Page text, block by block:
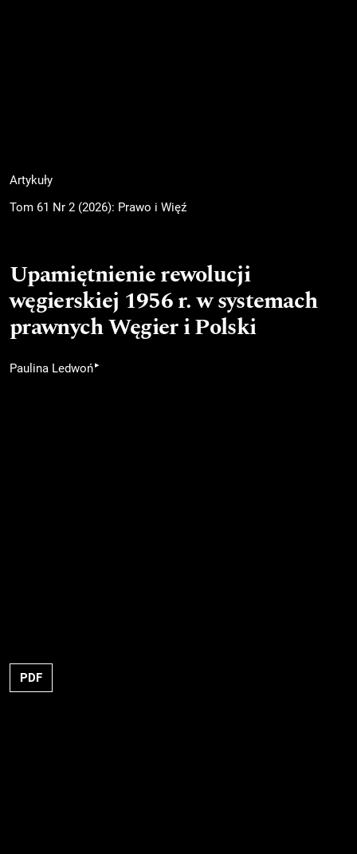
Artykuły
Tom 61 Nr 2 (2026): Prawo i Więź
Upamiętnienie rewolucji
węgierskiej 1956 r. w systemach
prawnych Węgier i Polski
Paulina Ledwoń▸
PDF